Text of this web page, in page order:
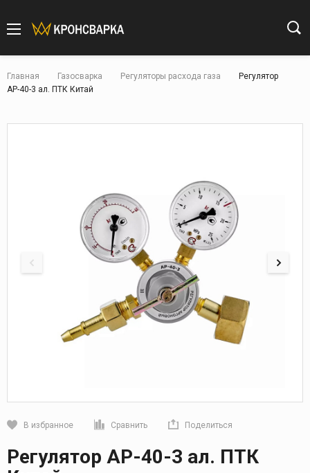
Главная Газосварка Регуляторы расхода газа
Регулятор
АР-40-3 ал. ПТК Китай
В избранное Сравнить Поделиться
Кликните, чтобы скопировать прямую ссылку
Регулятор АР-40-3 ал. ПТК